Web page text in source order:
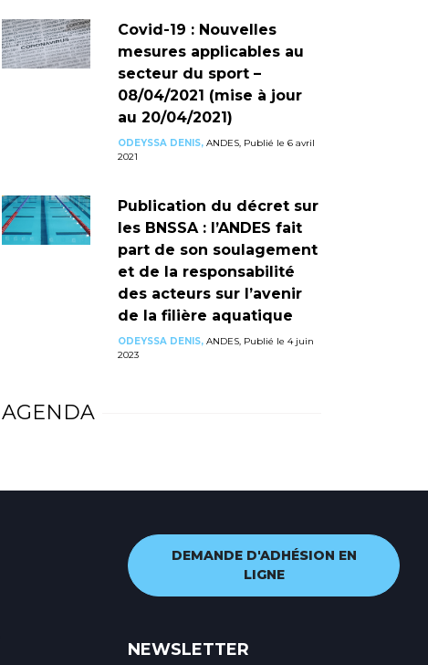
Covid-19 : Nouvelles
mesures applicables au
secteur du sport –
08/04/2021 (mise à jour
au 20/04/2021)
ODEYSSA DENIS,ANDES, Publié le 6 avril
2021
Publication du décret sur
les BNSSA : l’ANDES fait
part de son soulagement
et de la responsabilité
des acteurs sur l’avenir
de la filière aquatique
ODEYSSA DENIS,ANDES, Publié le 4 juin
2023
AGENDA
DEMANDE D'ADHÉSION EN
LIGNE
NEWSLETTER